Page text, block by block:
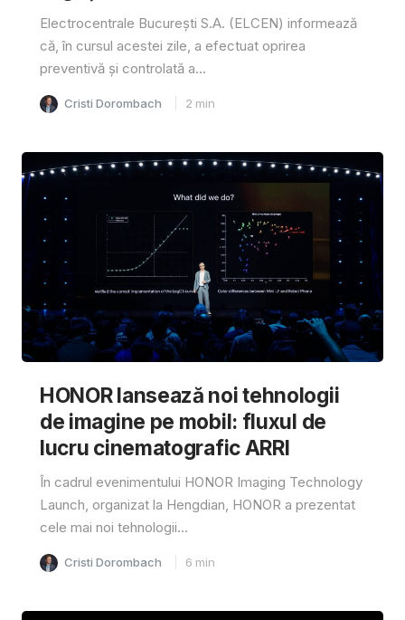
Electrocentrale București S.A. (ELCEN) informează
că, în cursul acestei zile, a efectuat oprirea
preventivă și controlată a...
Cristi Dorombach 2 min
HONOR lansează noi tehnologii
de imagine pe mobil: fluxul de
lucru cinematografic ARRI
În cadrul evenimentului HONOR Imaging Technology
Launch, organizat la Hengdian, HONOR a prezentat
cele mai noi tehnologii...
Cristi Dorombach 6 min